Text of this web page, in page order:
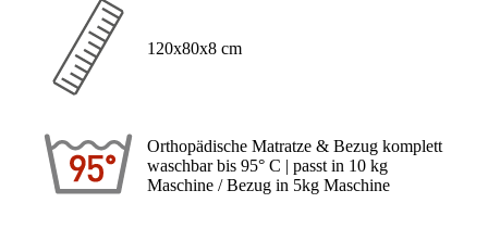
120x80x8 cm
Orthopädische Matratze & Bezug komplett
waschbar bis 95° C | passt in 10 kg
Maschine / Bezug in 5kg Maschine